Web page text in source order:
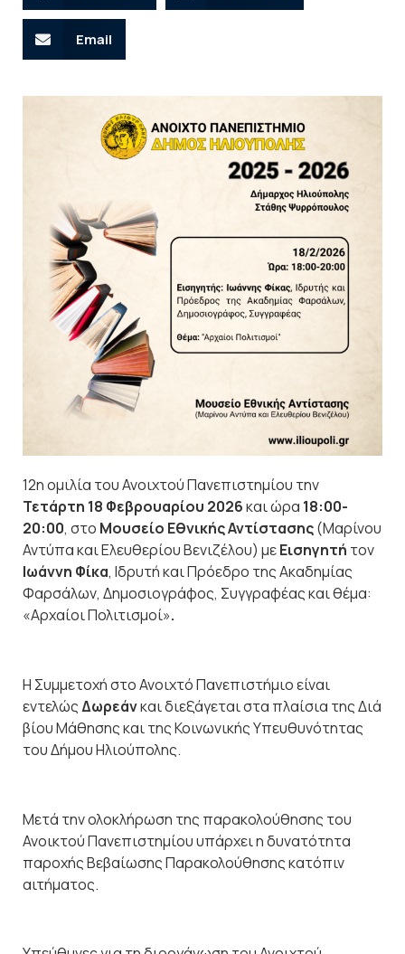
Email
12ηομιλία του Ανοιχτού Πανεπιστημίου την
Τετάρτη 18 Φεβρουαρίου 2026και ώρα 18:00-
20:00, στο Μουσείο Εθνικής Αντίστασης(Μαρίνου
Αντύπα και Ελευθερίου Βενιζέλου) μεΕισηγητή τον
Ιωάννη Φίκα, Ιδρυτή και Πρόεδρο της Ακαδημίας
Φαρσάλων, Δημοσιογράφος, Συγγραφέας και θέμα:
«Αρχαίοι Πολιτισμοί».
Η Συμμετοχή στο Ανοιχτό Πανεπιστήμιο είναι
εντελώςΔωρεάνκαι διεξάγεται στα πλαίσια της Διά
βίου Μάθησης και της Κοινωνικής Υπευθυνότητας
του Δήμου Ηλιούπολης.
Μετά την ολοκλήρωση της παρακολούθησης του
Ανοικτού Πανεπιστημίου υπάρχει η δυνατότητα
παροχής Βεβαίωσης Παρακολούθησης κατόπιν
αιτήματος.